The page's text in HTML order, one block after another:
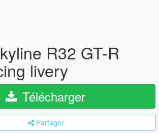
R32 GT-R
livery
Télécharger
Partager